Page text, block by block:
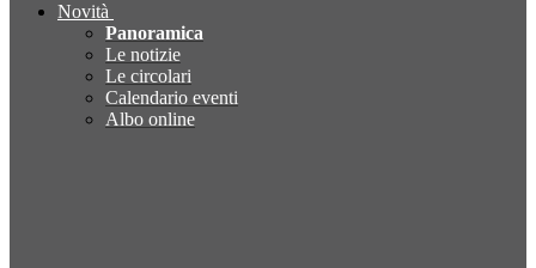
Novità
Panoramica
Le notizie
Le circolari
Calendario eventi
Albo online